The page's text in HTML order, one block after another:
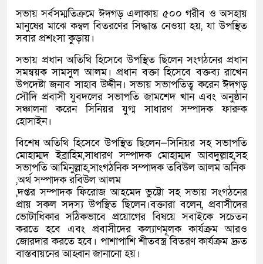
সভায় সর্বসম্মতিক্রমে ঈদগড় এলাকায় ৫০০ গরীব ও অসহায়
মানুষের মাঝে কম্বল বিতরণের সিদ্ধান্ত নেওয়া হয়, যা উপস্থিত
সবার প্রশংসা কুড়ায়।
সভায় প্রধান অতিথি হিসেবে উপস্থিত ছিলেন সংগঠনের প্রধান
সমন্বয়ক সামসুল আলম। প্রধান বক্তা হিসেবে বক্তব্য রাখেন
উপদেষ্টা জনাব সাহাব উদ্দীন। সভায় সভাপতিত্ব করেন ঈদগড়
সৌদি প্রবাসী যুবদলের সভাপতি জামশেদ খান এবং অনুষ্ঠান
সঞ্চালনা করেন সিনিয়র যুগ্ম সাধারণ সম্পাদক ফারুক
হোসাইন।
বিশেষ অতিথি হিসেবে উপস্থিত ছিলেন—সিনিয়র সহ সভাপতি
মোহাম্মদ ইব্রাহিম,সাধারণ সম্পাদক মোহাম্মদ আবদুল্লাহ,সহ
সভাপতি আমিনুল্লাহ,সাংগঠনিক সম্পাদক তবিউল আলম অনিক
,অর্থ সম্পাদক রবিউল আলম
,দপ্তর সম্পাদক ফিরোজ আহমেদ ভুট্টো সহ সভায় সংগঠনের
প্রায় সকল সদস্য উপস্থিত ছিলেন।বক্তারা বলেন, প্রবাসীদের
ভোটাধিকার সঠিকভাবে প্রয়োগের বিষয়ে সবাইকে সচেতন
করতে হবে এবং প্রবাসীদের কল্যাণমূলক কার্যক্রম আরও
জোরদার করতে হবে। পাশাপাশি শীতবস্ত্র বিতরণ কার্যক্রম দ্রুত
বাস্তবায়নের আহ্বান জানানো হয়।